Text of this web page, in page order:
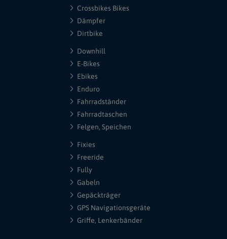
Crossbikes Bikes
Dämpfer
Dirtbike
Downhill
E-Bikes
Ebikes
Enduro
Fahrradständer
Fahrradtaschen
Felgen, Speichen
Fixies
Freeride
Fully
Gabeln
Gepäckträger
GPS Navigationsgeräte
Griffe, Lenkerbänder